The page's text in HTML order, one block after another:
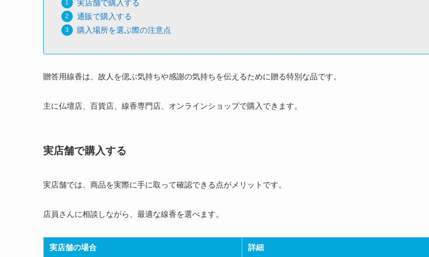
実店舗で購入する
通販で購入する
購入場所を選ぶ際の注意点
贈答用線香は、故人を偲ぶ気持ちや感謝の気持ちを伝えるために贈る特別な品です。
主に仏壇店、百貨店、線香専門店、オンラインショップで購入できます。
実店舗で購入する
実店舗では、商品を実際に手に取って確認できる点がメリットです。
店員さんに相談しながら、最適な線香を選べます。
実店舗の場合 詳細